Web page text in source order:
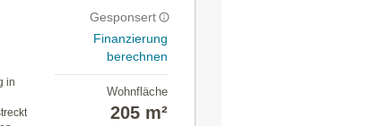
in
Gesponsert
Finanzierung
berechnen
Wohnfläche
205 m²